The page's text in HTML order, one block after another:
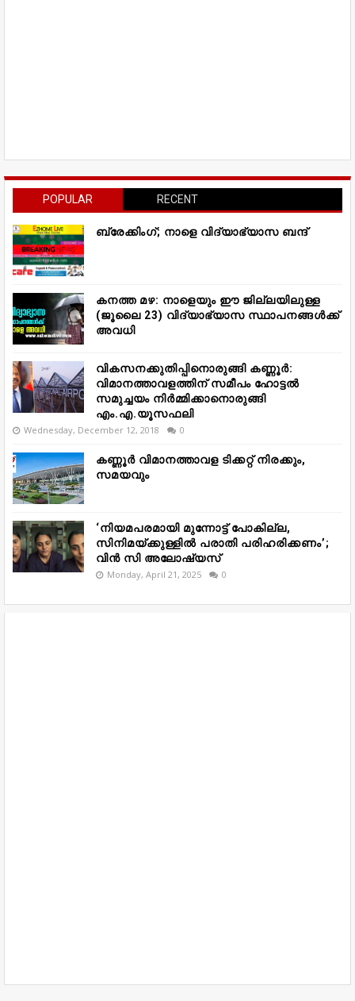
POPULAR RECENT
ബ്രേക്കിംഗ്; നാളെ വിദ്യാഭ്യാസ ബന്ദ്
കനത്ത മഴ: നാളെയും ഈ ജില്ലയിലുള്ള
(ജൂലൈ 23) വിദ്യാഭ്യാസ സ്ഥാപനങ്ങൾക്ക്
അവധി
വികസനക്കുതിപ്പിനൊരുങ്ങി കണ്ണൂർ:
വിമാനത്താവളത്തിന് സമീപം ഹോട്ടൽ
സമുച്ചയം നിർമ്മിക്കാനൊരുങ്ങി
എം.എ.യൂസഫലി
Wednesday, December 12, 2018 0
കണ്ണൂർ വിമാനത്താവള ടിക്കറ്റ് നിരക്കും,
സമയവും
‘നിയമപരമായി മുന്നോട്ട് പോകില്ല,
സിനിമയ്ക്കുള്ളിൽ പരാതി പരിഹരിക്കണം’;
വിൻ സി അലോഷ്യസ്
Monday, April 21, 2025 0